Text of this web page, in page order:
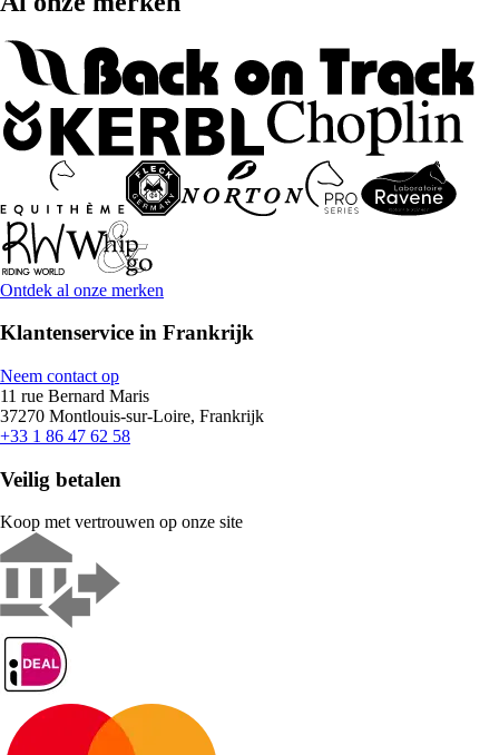
Ontdek al onze merken
Klantenservice in Frankrijk
Neem contact op
11 rue Bernard Maris
37270 Montlouis-sur-Loire, Frankrijk
+33 1 86 47 62 58
Veilig betalen
Koop met vertrouwen op onze site